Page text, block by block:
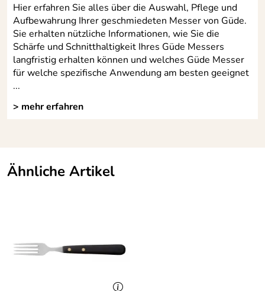
Hier erfahren Sie alles über die Auswahl, Pflege und
Aufbewahrung Ihrer geschmiedeten Messer von Güde.
Sie erhalten nützliche Informationen, wie Sie die
Schärfe und Schnitthaltigkeit Ihres Güde Messers
langfristig erhalten können und welches Güde Messer
für welche spezifische Anwendung am besten geeignet
...
> mehr erfahren
Ähnliche Artikel